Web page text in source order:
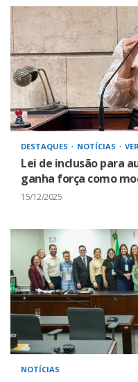
DESTAQUES NOTÍCIAS
Lei de inclusão para
ganha força como
15/12/2025
NOTÍCIAS